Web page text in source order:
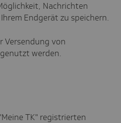
Nachrichten
Endgerät zu speichern.
Versendung von
werden.
TK" registrierten